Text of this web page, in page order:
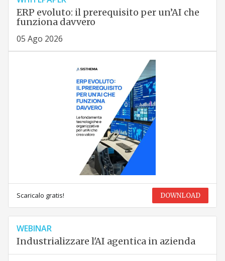
ERP evoluto: il prerequisito per un’AI che
funziona davvero
05 Ago 2026
Scaricalo gratis! DOWNLOAD
WEBINAR
Industrializzare l'AI agentica in azienda